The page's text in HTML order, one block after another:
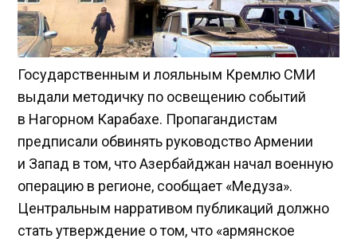
Государственным и лояльным Кремлю СМИ
выдали методичку по освещению событий
в Нагорном Карабахе. Пропагандистам
предписали обвинять руководство Армении
и Запад в том, что Азербайджан начал военную
операцию в регионе, сообщает «Медуза».
Центральным нарративом публикаций должно
стать утверждение о том, что «армянское